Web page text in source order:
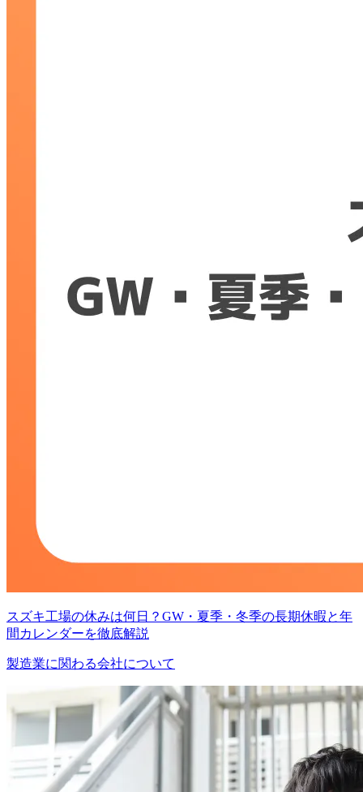
スズキ工場の休みは何日？GW・夏季・冬季の長期休暇と年
間カレンダーを徹底解説
製造業に関わる会社について